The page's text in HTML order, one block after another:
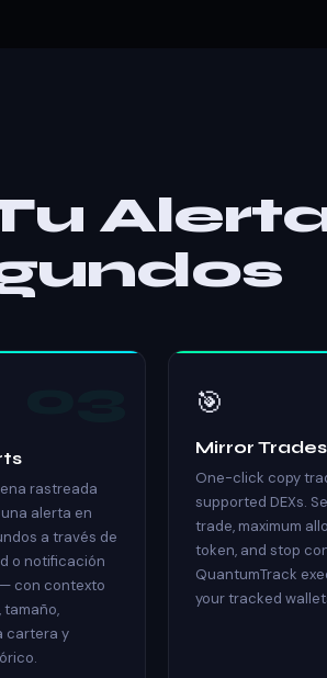
rastreada
alerta en
a través de
o notificación
con contexto
tamaño,
cartera y
🎯
Mirror Trades
One-click copy
supported DEXs.
trade, maximum
token, and stop
QuantumTrack
your tracked